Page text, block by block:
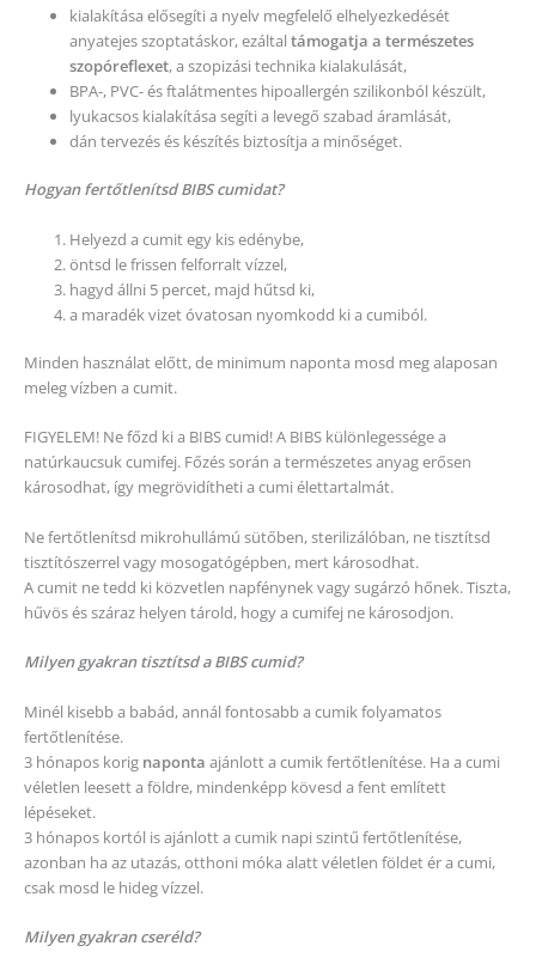
kialakítása elősegíti a nyelv megfelelő elhelyezkedését
anyatejes szoptatáskor, ezáltaltámogatja a természetes
szopóreflexet, a szopizási technika kialakulását,
BPA-, PVC- és ftalátmentes hipoallergén szilikonból készült,
lyukacsos kialakítása segíti a levegő szabad áramlását,
dán tervezés és készítés biztosítja a minőséget.
Hogyan fertőtlenítsd BIBS cumidat?
Helyezd a cumit egy kis edénybe,
öntsd le frissen felforralt vízzel,
hagyd állni 5 percet, majd hűtsd ki,
a maradék vizet óvatosan nyomkodd ki a cumiból.
Minden használat előtt, de minimum naponta mosd meg alaposan
meleg vízben a cumit.
FIGYELEM! Ne főzd ki a BIBS cumid! A BIBS különlegessége a
natúrkaucsuk cumifej. Főzés során a természetes anyag erősen
károsodhat, így megrövidítheti a cumi élettartalmát.
Ne fertőtlenítsd mikrohullámú sütőben, sterilizálóban, ne tisztítsd
tisztítószerrel vagy mosogatógépben, mert károsodhat.
A cumit ne tedd ki közvetlen napfénynek vagy sugárzó hőnek. Tiszta,
hűvös és száraz helyen tárold, hogy a cumifej ne károsodjon.
Milyen gyakran tisztítsd a BIBS cumid?
Minél kisebb a babád, annál fontosabb a cumik folyamatos
fertőtlenítése.
3 hónapos korig naponta ajánlott a cumik fertőtlenítése. Ha a cumi
véletlen leesett a földre, mindenképp kövesd a fent említett
lépéseket.
3 hónapos kortól is ajánlott a cumik napi szintű fertőtlenítése,
azonban ha az utazás, otthoni móka alatt véletlen földet ér a cumi,
csak mosd le hideg vízzel.
Milyen gyakran cseréld?